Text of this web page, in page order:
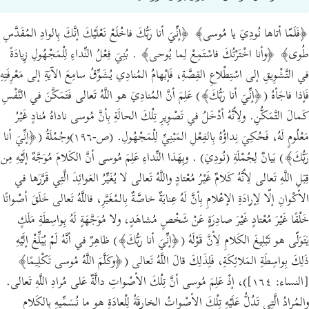
﴿فَلَمّا أتاها نُودِيَ يا مُوسى﴾ ﴿إنِّيَ أنا رَبُّكَ فاخْلَعْ نَعْلَيْكَ إنَّكَ بِالوادِ المُقَدَّسِ
طُوى﴾ ﴿وأنا اخْتَرْتُكَ فاسْتَمِعْ لِما يُوحى﴾ . بُنِيَ فِعْلُ النِّداءِ لِلْمَجْهُولِ زِيادَةً
في التَّشْوِيقِ إلى اسْتِطْلاعِ القِصَّةِ، فَإبْهامُ المُنادِي يُشَوِّقُ سامِعَ الآيَةِ إلى مَعْرِفَتِهِ
فَإذا فاجَأهُ (﴿إنِّيَ أنا رَبُّكَ﴾) عَلِمَ أنَّ المُنادِيَ هو اللَّهُ تَعالى فَتَمَكَّنَ في النَّفْسِ
كَمالَ التَّمَكُّنِ. ولِأنَّهُ أدْخَلُ في تَصْوِيرِ تِلْكَ الحالَةِ بِأنَّ مُوسى ناداهُ مُنادٍ غَيْرُ
مَعْلُومٍ لَهُ، فَحُكِيَ نِداؤُهُ بِالفِعْلِ المَبْنِيِّ لِلْمَجْهُولِ. (ص-١٩٦)وجُمْلَةُ (﴿إنِّيَ أنا
رَبُّكَ﴾) بَيانٌ لِجُمْلَةِ (نُودِيَ) . وبِهَذا النِّداءِ عَلِمَ مُوسى أنَّ الكَلامَ مُوَجَّهٌ إلَيْهِ مِن
قِبَلِ اللَّهِ تَعالى لِأنَّهُ كَلامٌ غَيْرُ مُعْتادٍ واللَّهُ تَعالى لا يُغَيِّرُ العَوائِدَ الَّتِي قَرَّرَها في
الأكْوانِ إلّا لِإرادَةِ الإعْلامِ بِأنَّ لَهُ عِنايَةٌ خاصَّةٌ بِالمُغَيَّرِ، فاللَّهُ تَعالى خَلَقَ أصْواتًا
خَلْقًا غَيْرَ مُعْتادٍ غَيْرَ صادِرَةٍ عَنْ شَخْصٍ مُشاهَدٍ، ولا مُوَجَّهَةٍ لَهُ بِواسِطَةِ مَلَكٍ
يَتَوَلّى هو تَبْلِيغَ الكَلامِ لِأنَّ قَوْلَهُ (﴿إنِّيَ أنا رَبُّكَ﴾) ظاهِرٌ في أنَّهُ لَمْ يُبَلِّغْ إلَيْهِ
ذَلِكَ بِواسِطَةِ المَلائِكَةِ، فَلِذَلِكَ قالَ اللَّهُ تَعالى (﴿وكَلَّمَ اللَّهُ مُوسى تَكْلِيمًا﴾
[النساء: ١٦٤])، إذْ عَلِمَ مُوسى أنَّ تِلْكَ الأصْواتِ دالَّةٌ عَلى مُرادِ اللَّهِ تَعالى.
والمُرادُ الَّتِي تَدُلُّ عَلَيْهِ تِلْكَ الأصْواتُ الخارِقَةُ لِلْعادَةِ هو ما نُسَمِّيهِ بِالكَلامِ